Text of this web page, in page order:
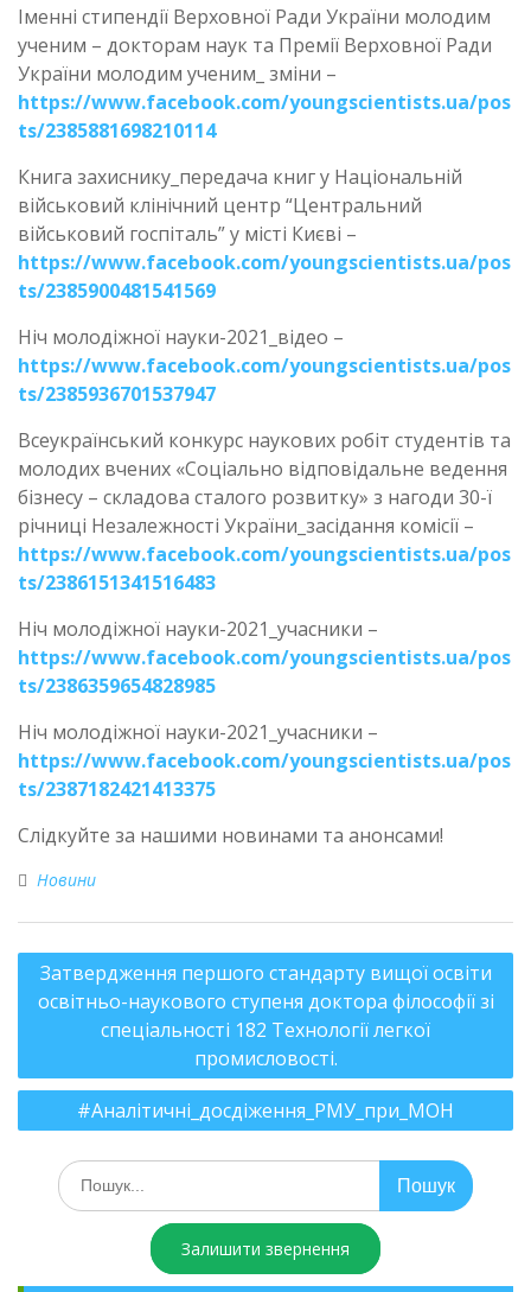
Іменні стипендії Верховної Ради України молодим
ученим – докторам наук та Премії Верховної Ради
України молодим ученим_ зміни –
https://www.facebook.com/youngscientists.ua/pos
ts/2385881698210114
Книга захиснику_передача книг у Національній
військовий клінічний центр “Центральний
військовий госпіталь” у місті Києві –
https://www.facebook.com/youngscientists.ua/pos
ts/2385900481541569
Ніч молодіжної науки-2021_відео –
https://www.facebook.com/youngscientists.ua/pos
ts/2385936701537947
Всеукраїнський конкурс наукових робіт студентів та
молодих вчених «Соціально відповідальне ведення
бізнесу – складова сталого розвитку» з нагоди 30-ї
річниці Незалежності України_засідання комісії –
https://www.facebook.com/youngscientists.ua/pos
ts/2386151341516483
Ніч молодіжної науки-2021_учасники –
https://www.facebook.com/youngscientists.ua/pos
ts/2386359654828985
Ніч молодіжної науки-2021_учасники –
https://www.facebook.com/youngscientists.ua/pos
ts/2387182421413375
Слідкуйте за нашими новинами та анонсами!
Новини
Затвердження першого стандарту вищої освіти
освітньо-наукового ступеня доктора філософії зі
спеціальності 182 Технології легкої
промисловості.
#Аналітичні_досдіження_РМУ_при_МОН
Залишити звернення